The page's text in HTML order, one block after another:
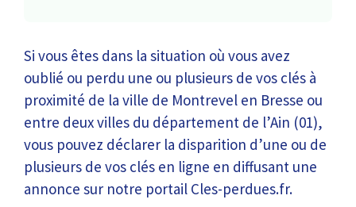
Si vous êtes dans la situation où vous avez
oublié ou perdu une ou plusieurs de vos clés à
proximité de la ville de Montrevel en Bresse ou
entre deux villes du département de l’Ain (01),
vous pouvez déclarer la disparition d’une ou de
plusieurs de vos clés en ligne en diffusant une
annonce sur notre portail Cles-perdues.fr.